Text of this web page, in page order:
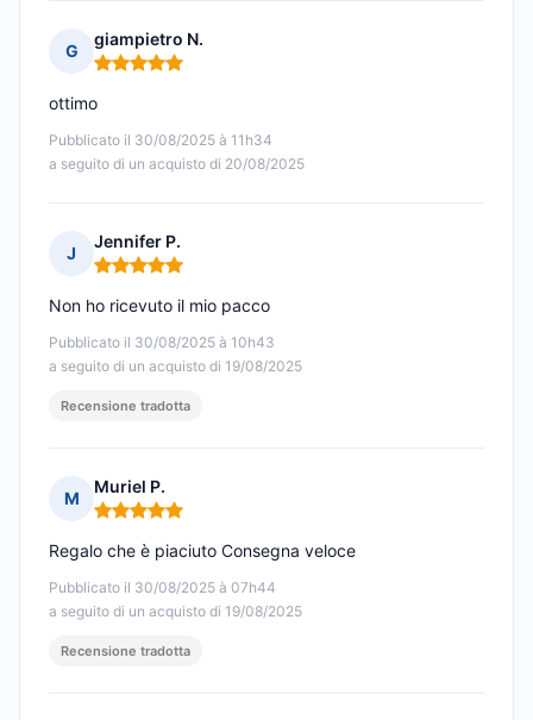
G
giampietro N.
Nota: 5 su 5
Pubblicato il 30/08/2025 à 11h34
a seguito di un acquisto di 20/08/2025
ottimo
J
Jennifer P.
Nota: 5 su 5
Pubblicato il 30/08/2025 à 10h43
a seguito di un acquisto di 19/08/2025
Non ho ricevuto il mio pacco
Recensione tradotta
M
Muriel P.
Nota: 5 su 5
Pubblicato il 30/08/2025 à 07h44
a seguito di un acquisto di 19/08/2025
Regalo che è piaciuto Consegna veloce
Recensione tradotta